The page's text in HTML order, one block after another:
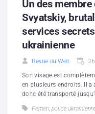
Un des membre
Svyatskiy,
services
ukrainienne
Revue du Web
Son visage est
en plusieurs endroits. Il a
donc été transporté
Femen, police